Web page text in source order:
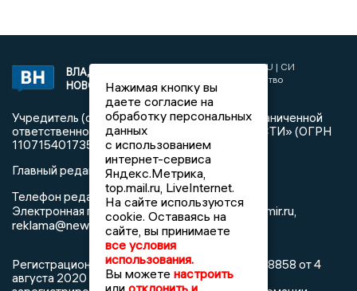
ВЛАДИМИРСКИЕ
НОВОСТИ
2017 © NEWSVLADIMIR.RU | СИ
«Информационное агентство
Владимирские новости»
Учредитель (соучредители): Общество с ограниченной
ответственностью «РЕГИОНАЛЬНЫЕ НОВОСТИ» (ОГРН
1107154017354)
Главный редактор: Мазов С. А.
Телефон редакции:8 (4922) 666916
Электронная почта редакции:info@newsvladimir.ru,
reklama@newsvladimir.ru
Регистрационный номер: серия Эл № ФС77-78858 от 4
августа 2020 г. согласно выписке из реестра
Нажимая кнопку вы
даете согласие на
обработку персональных
данных
с использованием
интернет-сервиса
Яндекс.Метрика,
top.mail.ru, LiveInternet.
На сайте используются
cookie. Оставаясь на
сайте, вы принимаете
все условия
использования.
Вы можете настроить
или отклонить и